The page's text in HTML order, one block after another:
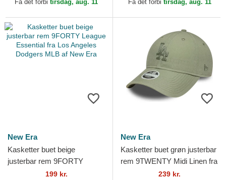
Få det forbi tirsdag, aug. 11 Få det forbi tirsdag, aug. 11
New Era
Kasketter buet beige
justerbar rem 9FORTY
League Essential fra Los
199 kr.
New Era
Kasketter buet grøn justerbar
rem 9TWENTY Midi Linen fra
Los Angeles Dodgers MLB af
239 kr.